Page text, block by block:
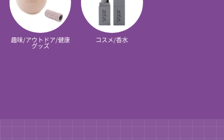
趣味/アウトドア/健康
グッズ
コスメ/香水